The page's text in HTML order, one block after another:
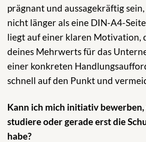
prägnant und aussagekräftig
nicht länger als eine DIN-A4-
liegt auf einer klaren Motivation,
deines Mehrwerts für das
einer konkreten
schnell auf den Punkt und
Kann ich mich initiativ
studiere oder gerade erst die
habe?